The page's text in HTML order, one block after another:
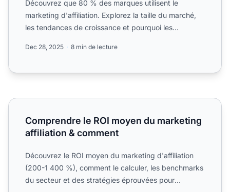
Découvrez que 80 % des marques utilisent le
marketing d'affiliation. Explorez la taille du marché,
les tendances de croissance et pourquoi les
Dec 28, 2025 8 min de lecture
Comprendre le ROI moyen du marketing affiliation &
Comprendre le ROI moyen du marketing
affiliation & comment
Découvrez le ROI moyen du marketing d'affiliation
(200-1 400 %), comment le calculer, les benchmarks
du secteur et des stratégies éprouvées pour